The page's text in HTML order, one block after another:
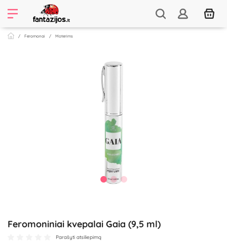
Feromonai Moterims
Feromoniniai kvepalai Gaia (9,5 ml)
Parašyti atsiliepimą